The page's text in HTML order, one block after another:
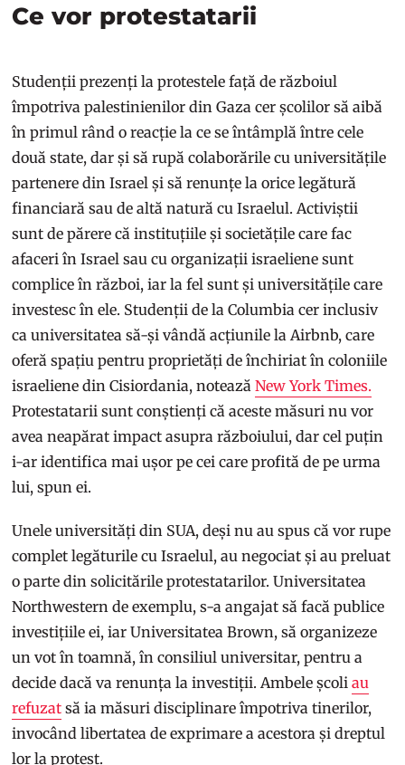
Ce vor protestatarii
Studenții prezenți la protestele față de războiul
împotriva palestinienilor din Gaza cer școlilor să aibă
în primul rând o reacție la ce se întâmplă între cele
două state, dar și să rupă colaborările cu universitățile
partenere din Israel și să renunțe la orice legătură
financiară sau de altă natură cu Israelul. Activiștii
sunt de părere că instituțiile și societățile care fac
afaceri în Israel sau cu organizații israeliene sunt
complice în război, iar la fel sunt și universitățile care
investesc în ele. Studenții de la Columbia cer inclusiv
ca universitatea să-și vândă acțiunile la Airbnb, care
oferă spațiu pentru proprietăți de închiriat în coloniile
israeliene din Cisiordania, noteazăNew York Times.
Protestatarii sunt conștienți că aceste măsuri nu vor
avea neapărat impact asupra războiului, dar cel puțin
i-ar identifica mai ușor pe cei care profită de pe urma
lui, spun ei.
Unele universități din SUA, deși nu au spus că vor rupe
complet legăturile cu Israelul, au negociat și au preluat
o parte din solicitările protestatarilor. Universitatea
Northwestern de exemplu, s-a angajat să facă publice
investițiile ei, iar Universitatea Brown, să organizeze
un vot în toamnă, în consiliul universitar, pentru a
decide dacă va renunța la investiții. Ambele școliau
refuzat să ia măsuri disciplinare împotriva tinerilor,
invocând libertatea de exprimare a acestora și dreptul
lor la protest.